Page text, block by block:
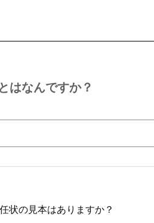
はなんですか？
状の見本はありますか？